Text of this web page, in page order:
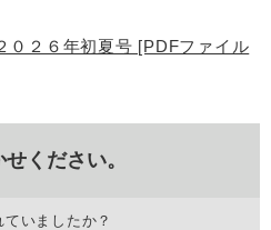
０２６年初夏号 [PDFファイル
ください。
いましたか？